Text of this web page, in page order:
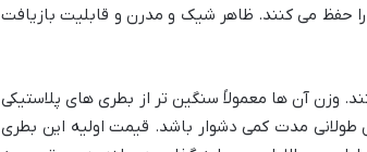
حفظ می کنند. ظاهر شیک و مدرن و قابلیت بازیافت
وزن آن ها معمولاً سنگین تر از بطری های پلاستیکی
مدت کمی دشوار باشد. قیمت اولیه این بطری